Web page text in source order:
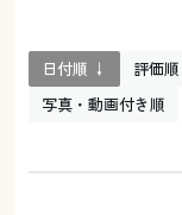
日付順 ↓ 評価順
写真・動画付き順